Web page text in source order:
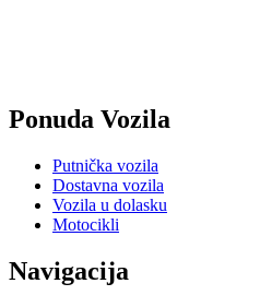
Ponuda Vozila
Putnička vozila
Dostavna vozila
Vozila u dolasku
Motocikli
Navigacija